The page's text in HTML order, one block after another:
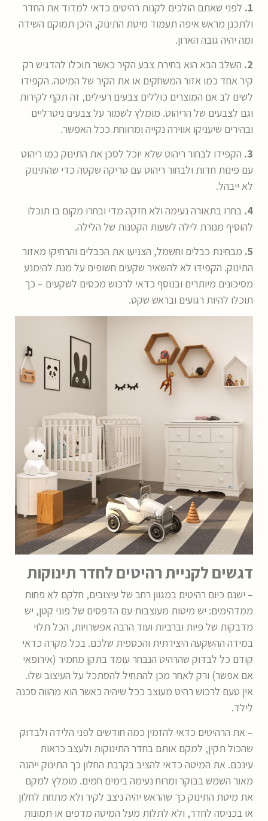
1. לפני שאתם הולכים לקנות רהיטים כדאי למדוד את החדר
ולתכנן מראש איפה תעמוד מיטת התינוק, היכן תמוקם השידה
ומה יהיה גובה הארון.
2. השלב הבא הוא בחירת צבע הקיר כאשר תוכלו להדגיש רק
קיר אחד כמו אזור המשחקים או את הקיר של המיטה. הקפידו
לשים לב אם המוצרים כוללים צבעים רעילים, זה תקף לקירות
וגם לצבעים של הריהוט. מומלץ לשמור על צבעים ניטרליים
ובהירים שיעניקו אווירה נקייה ומרווחת ככל האפשר.
3. הקפידו לבחור ריהוט שלא יוכל לסכן את התינוק כמו ריהוט
עם פינות חדות ולבחור ריהוט עם טריקה שקטה כדי שהתינוק
לא ייבהל.
4. בחרו בתאורה נעימה ולא חזקה מדי ובחרו מקום בו תוכלו
להוסיף מנורת לילה לשעות הקטנות של הלילה.
5. מבחינת כבלים וחשמל, הצניעו את הכבלים והרחיקו מאזור
התינוק. הקפידו לא להשאיר שקעים חשופים על מנת להימנע
מסיכונים מיותרים ובנוסף כדאי לרכוש מכסים לשקעים – כך
תוכלו להיות רגועים ובראש שקט.
דגשים לקניית רהיטים לחדר תינוקות
– ישנם כיום רהיטים במגוון רחב של עיצובים, חלקם לא פחות
ממדהימים: יש מיטות מעוצבות עם הדפסים של פוני קטן, יש
מדבקות של פיות וברביות ועוד הרבה אפשרויות, הכל תלוי
במידה ההשקעה היצירתית והכספית שלכם. בכל מקרה כדאי
קודם כל לבדוק שהרהיט הנבחר עומד בתקן מחמיר (אירופאי
אם אפשר) ורק לאחר מכן להתחיל להסתכל על העיצוב שלו.
אין טעם לרכוש רהיט מעוצב ככל שיהיה כאשר הוא מהווה סכנה
לילד.
– את הרהיטים כדאי להזמין כמה חודשים לפני הלידה ולבדוק
שהכול תקין, למקם אותם בחדר התינוקות ולעצב כראות
עינכם. את המיטה כדאי להציב בקרבת החלון כך התינוק ייהנה
מאור השמש בבוקר ומרוח נעימה בימים חמים. מומלץ למקם
את מיטת התינוק כך שהראש יהיה ניצב לקיר ולא מתחת לחלון
או בכניסה לחדר, ולא לתלות מעל המיטה מדפים או תמונות